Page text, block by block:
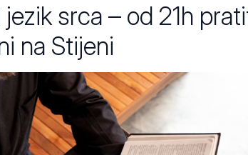
srca – od 21h
na Stijeni